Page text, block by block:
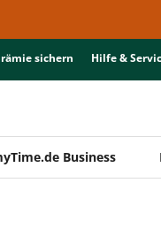
sichern Hilfe &
Business